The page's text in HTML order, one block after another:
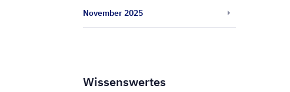
November 2025
Wissenswertes